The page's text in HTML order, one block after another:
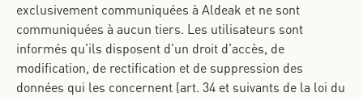
exclusivement communiquées à Aldeak et ne sont
communiquées à aucun tiers. Les utilisateurs sont
informés qu'ils disposent d'un droit d'accès, de
modification, de rectification et de suppression des
données qui les concernent (art. 34 et suivants de la loi du